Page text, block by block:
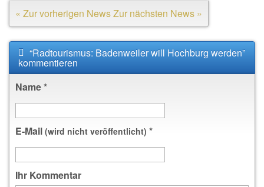
« Zur vorherigen NewsZur nächsten News »
“Radtourismus: Badenweiler will Hochburg werden”
kommentieren
Name*
E-Mail (wird nicht veröffentlicht) *
Ihr Kommentar